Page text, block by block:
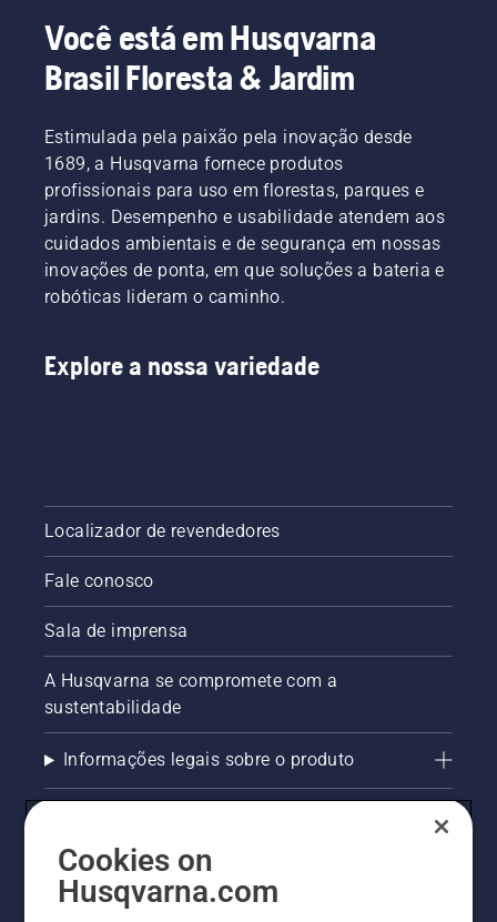
Você está em Husqvarna
Brasil Floresta & Jardim
Estimulada pela paixão pela inovação desde
1689, a Husqvarna fornece produtos
profissionais para uso em florestas, parques e
jardins. Desempenho e usabilidade atendem aos
cuidados ambientais e de segurança em nossas
inovações de ponta, em que soluções a bateria e
robóticas lideram o caminho.
Explore a nossa variedade
Localizador de revendedores
Fale conosco
Sala de imprensa
A Husqvarna se compromete com a
sustentabilidade
Informações legais sobre o produto
Outros sites Husqvarna
Cookies on
Husqvarna.com